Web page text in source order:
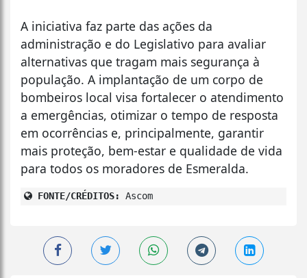
A iniciativa faz parte das ações da
administração e do Legislativo para avaliar
alternativas que tragam mais segurança à
população. A implantação de um corpo de
bombeiros local visa fortalecer o atendimento
a emergências, otimizar o tempo de resposta
em ocorrências e, principalmente, garantir
mais proteção, bem-estar e qualidade de vida
para todos os moradores de Esmeralda.
FONTE/CRÉDITOS: Ascom